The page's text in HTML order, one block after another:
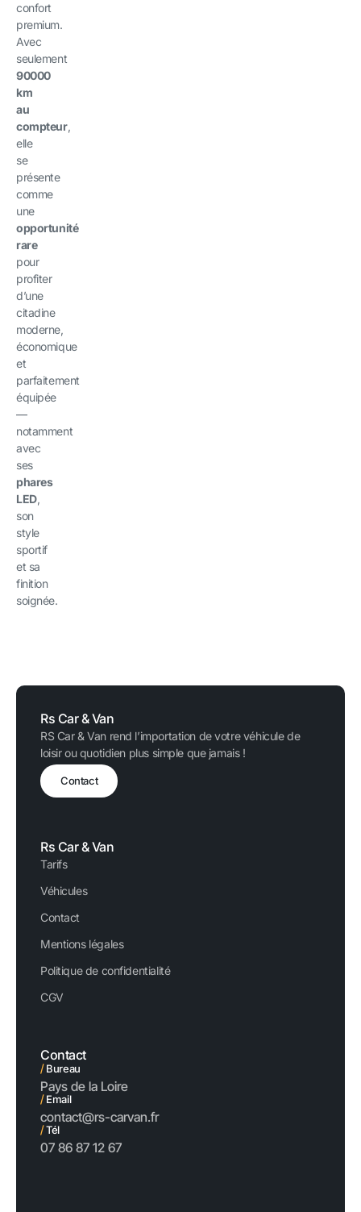
confort
premium.
Avec
seulement
90000
km
au
compteur,
elle
se
présente
comme
une
opportunité
rare
pour
profiter
d’une
citadine
moderne,
économique
et
parfaitement
équipée
—
notamment
avec
ses
phares
LED,
son
style
sportif
et sa
finition
soignée.
Rs Car & Van
RS Car & Van rend l’importation de votre véhicule de
loisir ou quotidien plus simple que jamais !
Contact
Rs Car & Van
Tarifs
Véhicules
Contact
Mentions légales
Politique de confidentialité
CGV
Contact
/Bureau
Pays de la Loire
/Email
contact@rs-carvan.fr
/Tél
07 86 87 12 67